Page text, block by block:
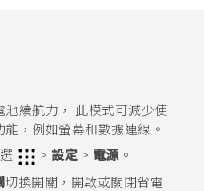
池續航力， 此模式可減少使
，例如螢幕和數據連線。
> 設定 > 電源。
切換開關，開啟或關閉省電